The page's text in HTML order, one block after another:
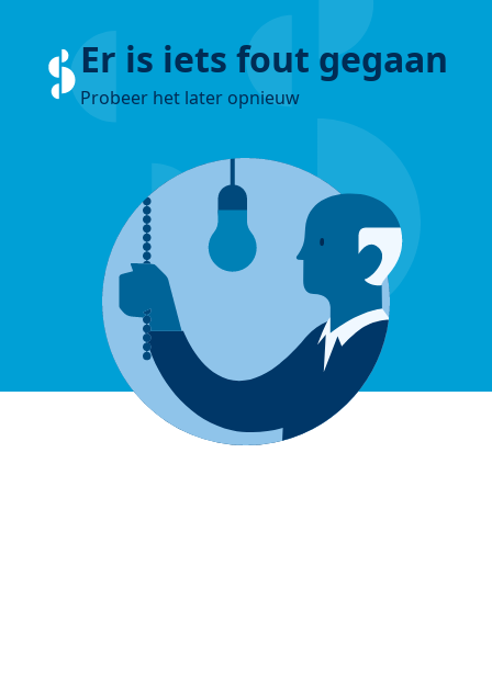
Er is iets fout gegaan
Probeer het later opnieuw